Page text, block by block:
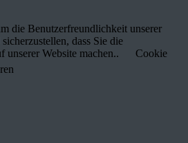
die Benutzerfreundlichkeit unserer
dass Sie die
unserer Website machen..
Cookie